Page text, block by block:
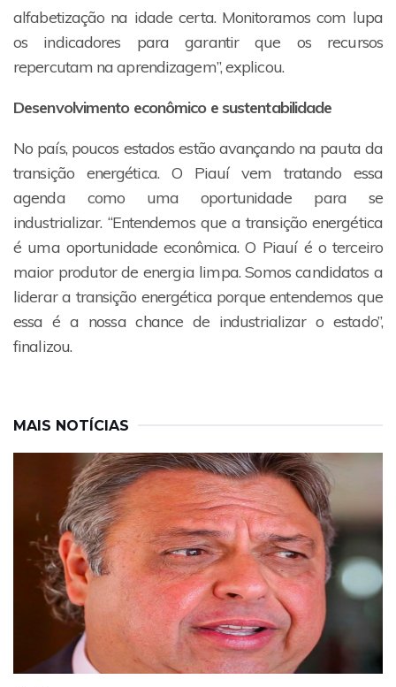
alfabetização na idade certa. Monitoramos com lupa
os indicadores para garantir que os recursos
repercutam na aprendizagem”, explicou.
Desenvolvimento econômico e sustentabilidade
No país, poucos estados estão avançando na pauta da
transição energética. O Piauí vem tratando essa
agenda como uma oportunidade para se
industrializar. “Entendemos que a transição energética
é uma oportunidade econômica. O Piauí é o terceiro
maior produtor de energia limpa. Somos candidatos a
liderar a transição energética porque entendemos que
essa é a nossa chance de industrializar o estado”,
finalizou.
MAIS NOTÍCIAS